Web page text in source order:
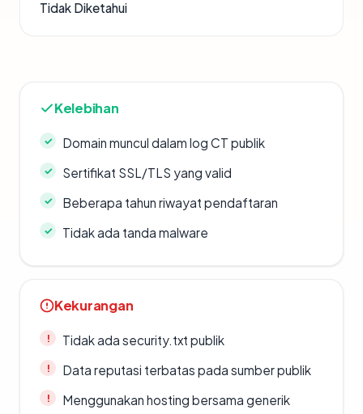
Tidak Diketahui
Kelebihan
Domain muncul dalam log CT publik
Sertifikat SSL/TLS yang valid
Beberapa tahun riwayat pendaftaran
Tidak ada tanda malware
Kekurangan
Tidak ada security.txt publik
Data reputasi terbatas pada sumber publik
Menggunakan hosting bersama generik